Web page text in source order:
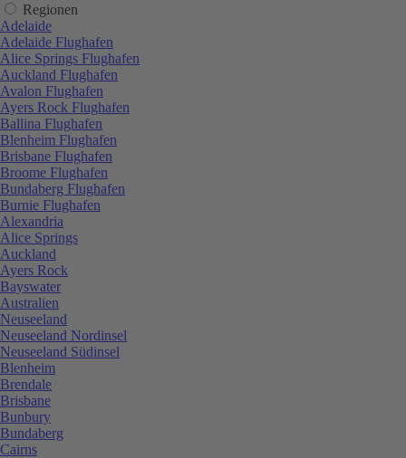
Regionen
Adelaide
Adelaide Flughafen
Alice Springs Flughafen
Auckland Flughafen
Avalon Flughafen
Ayers Rock Flughafen
Ballina Flughafen
Blenheim Flughafen
Brisbane Flughafen
Broome Flughafen
Bundaberg Flughafen
Burnie Flughafen
Alexandria
Alice Springs
Auckland
Ayers Rock
Bayswater
Australien
Neuseeland
Neuseeland Nordinsel
Neuseeland Südinsel
Blenheim
Brendale
Brisbane
Bunbury
Bundaberg
Cairns